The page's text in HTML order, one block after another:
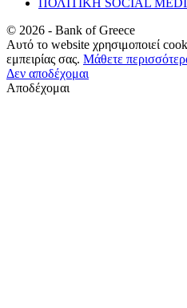
© 2026 - Bank of Greece
Αυτό το website χρησιμοποιεί
εμπειρίας σας. Μάθετε
Δεν αποδέχομαι
Αποδέχομαι